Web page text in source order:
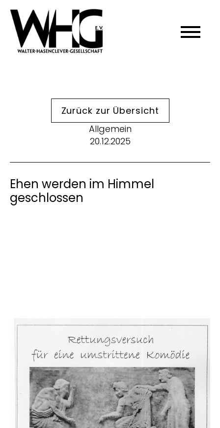
Zurück zur Übersicht
Allgemein
20.12.2025
Ehen werden im Himmel
geschlossen